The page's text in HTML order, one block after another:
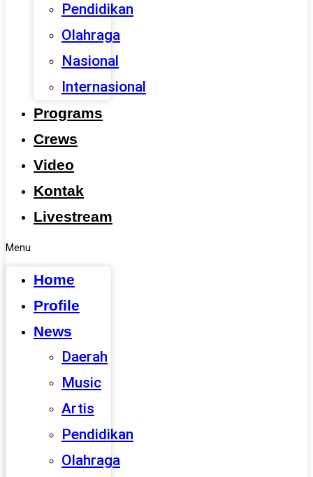
Pendidikan
Olahraga
Nasional
Internasional
Programs
Crews
Video
Kontak
Livestream
Menu
Home
Profile
News
Daerah
Music
Artis
Pendidikan
Olahraga